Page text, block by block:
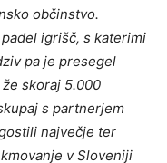
občinstvo.
igrišč, s katerimi
pa je presegel
skoraj 5.000
s partnerjem
največje ter
v Sloveniji